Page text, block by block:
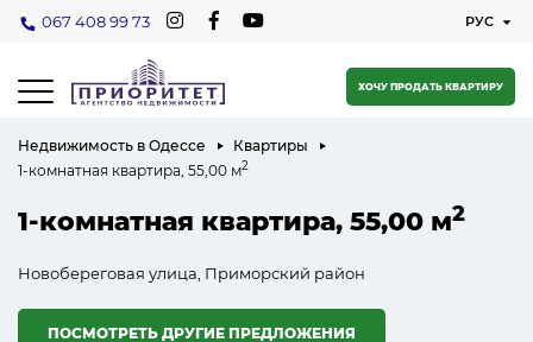
067 408 99 73
ХОЧУ ПРОДАТЬ КВАРТИРУ
Недвижимость в Одессе
Квартиры
1-комнатная квартира, 55,00 м2
1-комнатная квартира, 55,00 м2
Новобереговая улица, Приморский район
ПОСМОТРЕТЬ ДРУГИЕ ПРЕДЛОЖЕНИЯ